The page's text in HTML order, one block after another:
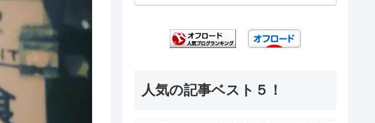
人気の記事ベスト５！